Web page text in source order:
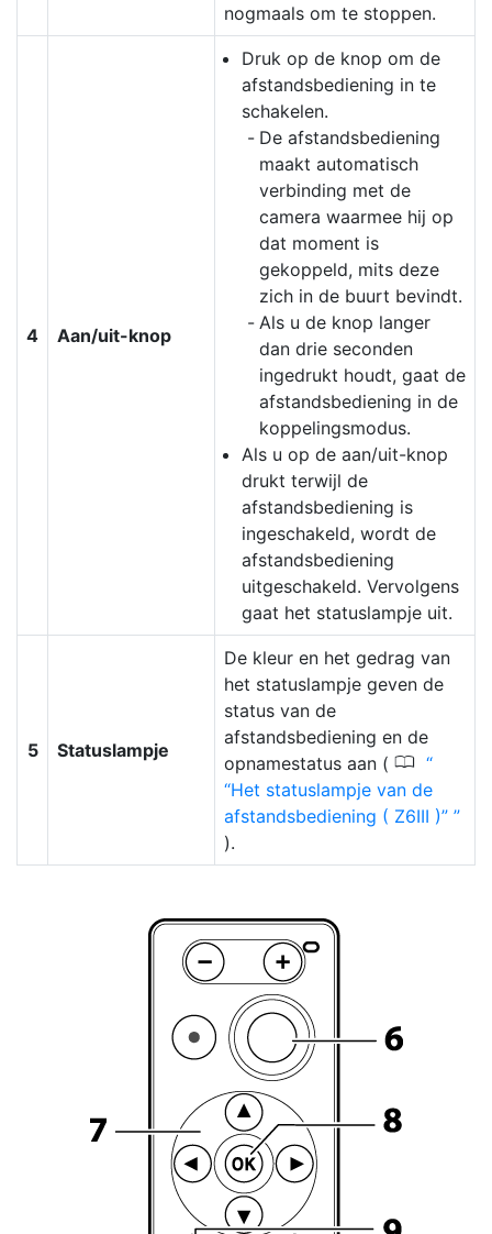
nogmaals om te stoppen.
4 Aan/uit-knop
Druk op de knop om de
afstandsbediening in te
schakelen.
De afstandsbediening
maakt automatisch
verbinding met de
camera waarmee hij op
dat moment is
gekoppeld, mits deze
zich in de buurt bevindt.
Als u de knop langer
dan drie seconden
ingedrukt houdt, gaat de
afstandsbediening in de
koppelingsmodus.
Als u op de aan/uit-knop
drukt terwijl de
afstandsbediening is
ingeschakeld, wordt de
afstandsbediening
uitgeschakeld. Vervolgens
gaat het statuslampje uit.
5 Statuslampje
De kleur en het gedrag van
het statuslampje geven de
status van de
afstandsbediening en de
opnamestatus aan ( 0
“Het statuslampje van de
afstandsbediening ( Z6III )”
).